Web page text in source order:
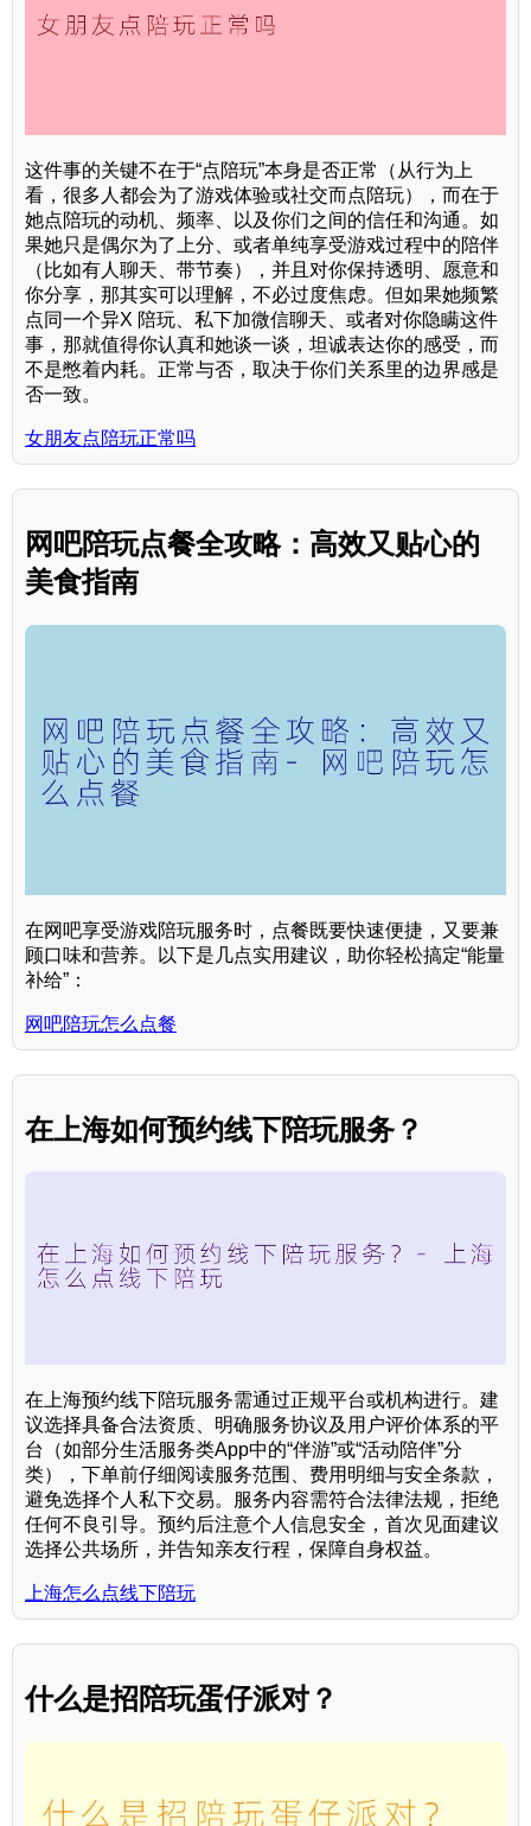
这件事的关键不在于“点陪玩”本身是否正常（从行为上
看，很多人都会为了游戏体验或社交而点陪玩），而在于
她点陪玩的动机、频率、以及你们之间的信任和沟通。如
果她只是偶尔为了上分、或者单纯享受游戏过程中的陪伴
（比如有人聊天、带节奏），并且对你保持透明、愿意和
你分享，那其实可以理解，不必过度焦虑。但如果她频繁
点同一个异X 陪玩、私下加微信聊天、或者对你隐瞒这件
事，那就值得你认真和她谈一谈，坦诚表达你的感受，而
不是憋着内耗。正常与否，取决于你们关系里的边界感是
否一致。
女朋友点陪玩正常吗
网吧陪玩点餐全攻略：高效又贴心的
美食指南
在网吧享受游戏陪玩服务时，点餐既要快速便捷，又要兼
顾口味和营养。以下是几点实用建议，助你轻松搞定“能量
补给”：
网吧陪玩怎么点餐
在上海如何预约线下陪玩服务？
在上海预约线下陪玩服务需通过正规平台或机构进行。建
议选择具备合法资质、明确服务协议及用户评价体系的平
台（如部分生活服务类App中的“伴游”或“活动陪伴”分
类），下单前仔细阅读服务范围、费用明细与安全条款，
避免选择个人私下交易。服务内容需符合法律法规，拒绝
任何不良引导。预约后注意个人信息安全，首次见面建议
选择公共场所，并告知亲友行程，保障自身权益。
上海怎么点线下陪玩
什么是招陪玩蛋仔派对？